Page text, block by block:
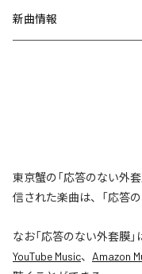
新曲情報
東京蟹の「応答のない外
信された楽曲は、「応答
なお「応答のない外套膜」
YouTube Music、 Amazon